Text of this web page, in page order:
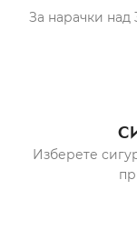
За нарачки над
Изберете